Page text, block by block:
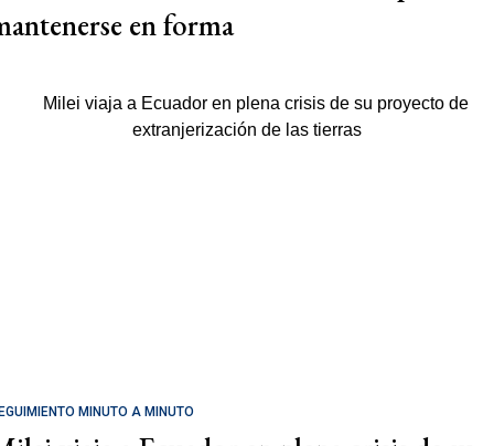
en forma
MINUTO A MINUTO